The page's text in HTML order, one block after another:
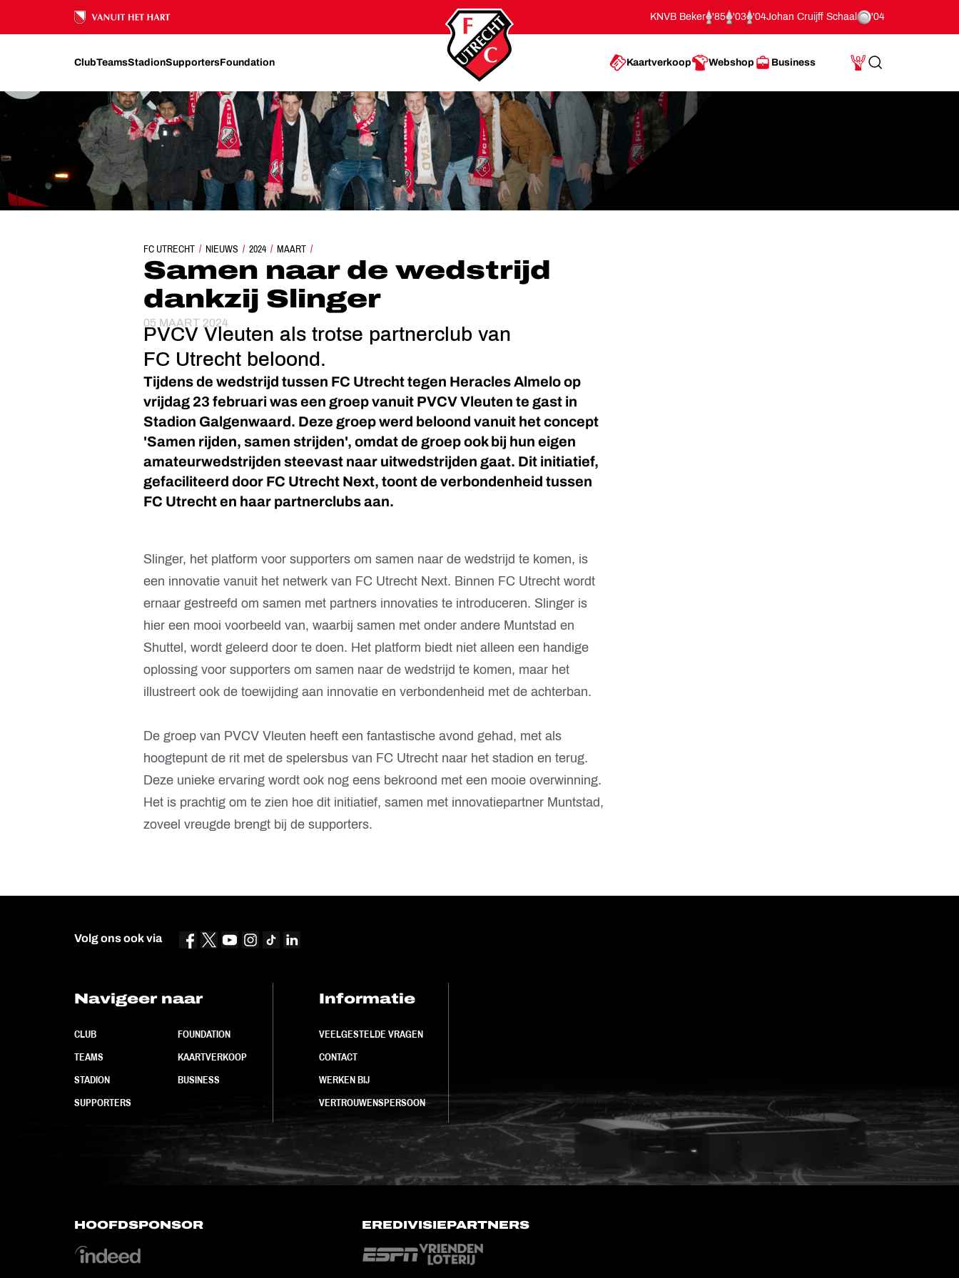
Ons nalatenschap
KNVB Beker '85 '03 '04Johan Cruijff Schaal '04
ClubTeamsStadionSupportersFoundation Kaartverkoop Webshop Business
Mijn Account
Search
FC UTRECHT NIEUWS 2024 MAART
SAMEN NAAR DE WEDSTRIJD DANKZIJ SLINGER
Samen naar de wedstrijd
dankzij Slinger
05 MAART 2024
PVCV Vleuten als trotse partnerclub van
FC Utrecht beloond.
Tijdens de wedstrijd tussen FC Utrecht tegen Heracles Almelo op
vrijdag 23 februari was een groep vanuit PVCV Vleuten te gast in
Stadion Galgenwaard. Deze groep werd beloond vanuit het concept
'Samen rijden, samen strijden', omdat de groep ook bij hun eigen
amateurwedstrijden steevast naar uitwedstrijden gaat. Dit initiatief,
gefaciliteerd door FC Utrecht Next, toont de verbondenheid tussen
FC Utrecht en haar partnerclubs aan.
Slinger, het platform voor supporters om samen naar de wedstrijd te komen, is
een innovatie vanuit het netwerk van FC Utrecht Next. Binnen FC Utrecht wordt
ernaar gestreefd om samen met partners innovaties te introduceren. Slinger is
hier een mooi voorbeeld van, waarbij samen met onder andere Muntstad en
Shuttel, wordt geleerd door te doen. Het platform biedt niet alleen een handige
oplossing voor supporters om samen naar de wedstrijd te komen, maar het
illustreert ook de toewijding aan innovatie en verbondenheid met de achterban.
De groep van PVCV Vleuten heeft een fantastische avond gehad, met als
hoogtepunt de rit met de spelersbus van FC Utrecht naar het stadion en terug.
Deze unieke ervaring wordt ook nog eens bekroond met een mooie overwinning.
Het is prachtig om te zien hoe dit initiatief, samen met innovatiepartner Muntstad,
zoveel vreugde brengt bij de supporters.
Volg ons ook via
Navigeer naar
CLUB
TEAMS
STADION
SUPPORTERS
FOUNDATION
KAARTVERKOOP
BUSINESS
Informatie
VEELGESTELDE VRAGEN
CONTACT
WERKEN BIJ
VERTROUWENSPERSOON
HOOFDSPONSOR EREDIVISIEPARTNERS